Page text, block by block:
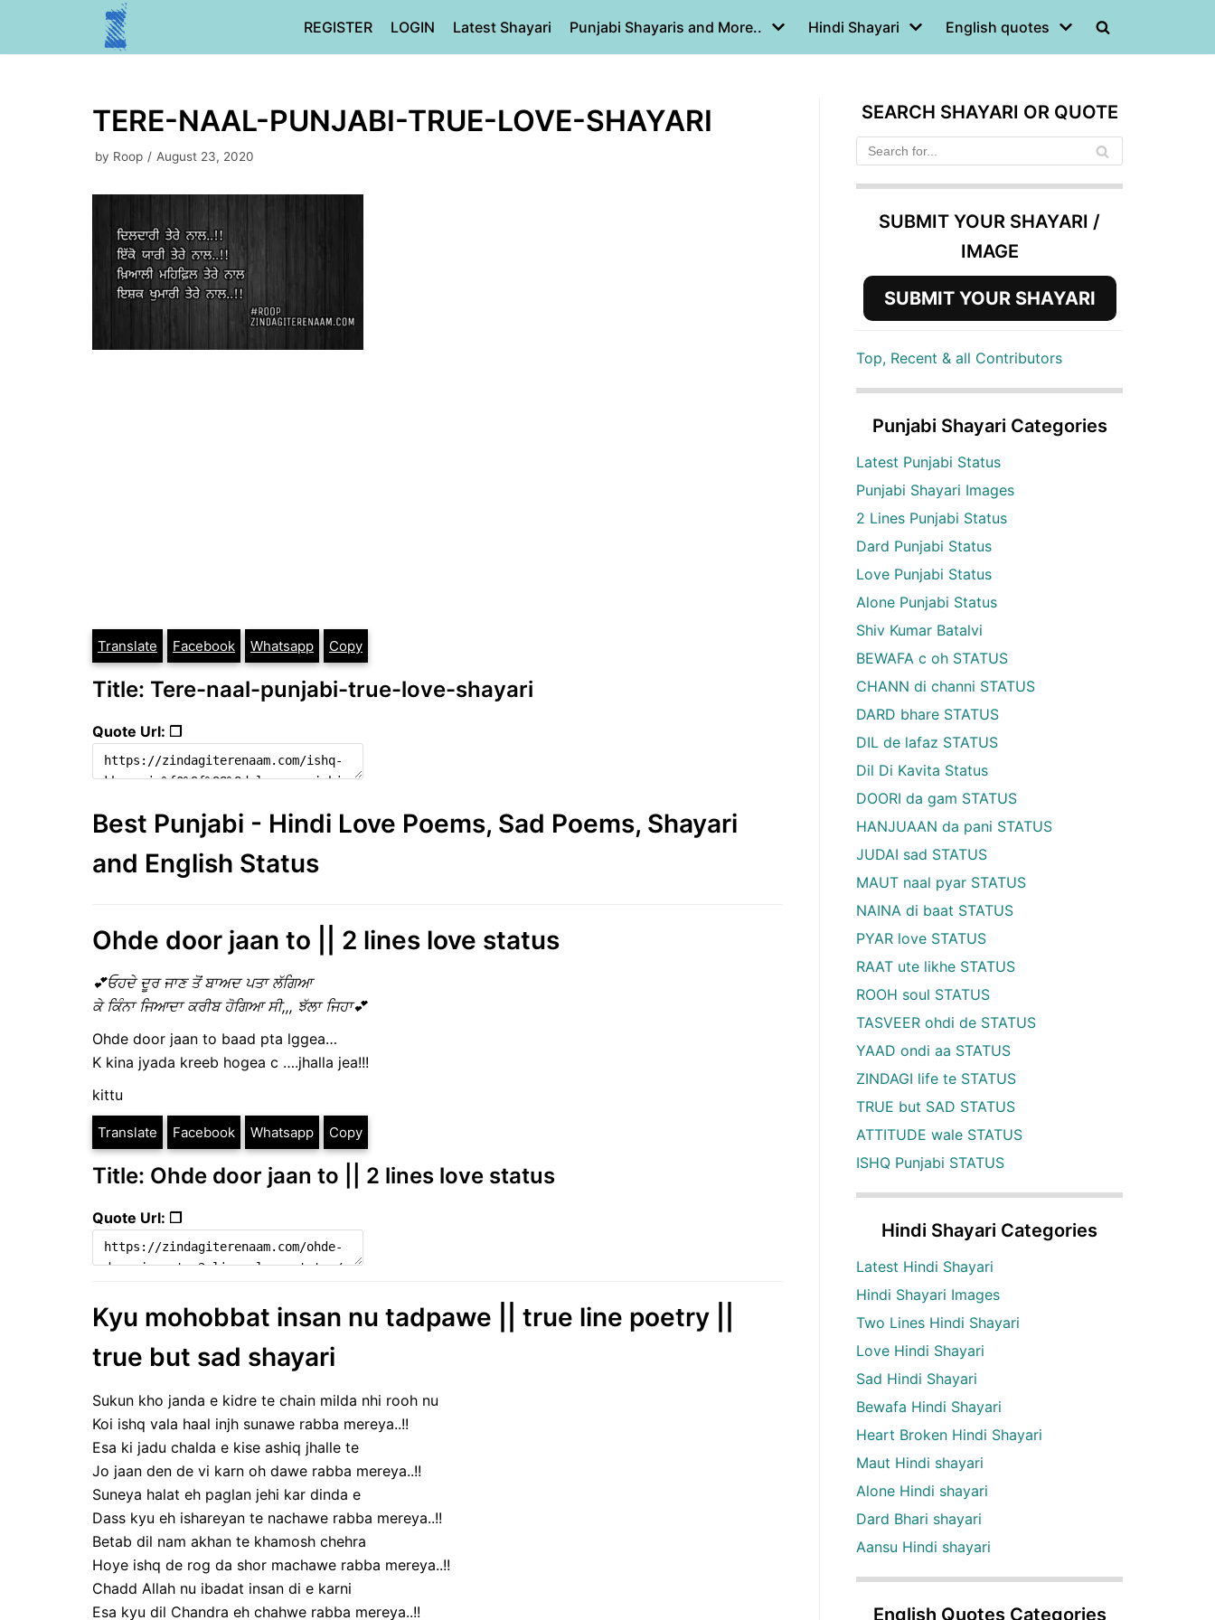
REGISTER LOGIN Latest Shayari Punjabi Shayaris and More.. Hindi Shayari English quotes
TERE-NAAL-PUNJABI-TRUE-LOVE-SHAYARI
by Roop August 23, 2020
Translate Facebook Whatsapp Copy
Title: Tere-naal-punjabi-true-love-shayari
Quote Url: ❐
Best Punjabi - Hindi Love Poems, Sad Poems, Shayari
and English Status
Ohde door jaan to || 2 lines love status
💕ਓਹਦੇ ਦੂਰ ਜਾਣ ਤੋਂ ਬਾਅਦ ਪਤਾ ਲੱਗਿਆ
ਕੇ ਕਿੰਨਾ ਜਿਆਦਾ ਕਰੀਬ ਹੋਗਿਆ ਸੀ,,, ਝੱਲਾ ਜਿਹਾ💕
Ohde door jaan to baad pta lggea…
K kina jyada kreeb hogea c ….jhalla jea!!!
kittu
Translate Facebook Whatsapp Copy
Title: Ohde door jaan to || 2 lines love status
Quote Url: ❐
Kyu mohobbat insan nu tadpawe || true line poetry ||
true but sad shayari
Sukun kho janda e kidre te chain milda nhi rooh nu
Koi ishq vala haal injh sunawe rabba mereya..!!
Esa ki jadu chalda e kise ashiq jhalle te
Jo jaan den de vi karn oh dawe rabba mereya..!!
Suneya halat eh paglan jehi kar dinda e
Dass kyu eh ishareyan te nachawe rabba mereya..!!
Betab dil nam akhan te khamosh chehra
Hoye ishq de rog da shor machawe rabba mereya..!!
Chadd Allah nu ibadat insan di e karni
Esa kyu dil Chandra eh chahwe rabba mereya..!!
SEARCH SHAYARI OR QUOTE
SUBMIT YOUR SHAYARI /
IMAGE
SUBMIT YOUR SHAYARI
Top, Recent & all Contributors
Punjabi Shayari Categories
Latest Punjabi Status
Punjabi Shayari Images
2 Lines Punjabi Status
Dard Punjabi Status
Love Punjabi Status
Alone Punjabi Status
Shiv Kumar Batalvi
BEWAFA c oh STATUS
CHANN di channi STATUS
DARD bhare STATUS
DIL de lafaz STATUS
Dil Di Kavita Status
DOORI da gam STATUS
HANJUAAN da pani STATUS
JUDAI sad STATUS
MAUT naal pyar STATUS
NAINA di baat STATUS
PYAR love STATUS
RAAT ute likhe STATUS
ROOH soul STATUS
TASVEER ohdi de STATUS
YAAD ondi aa STATUS
ZINDAGI life te STATUS
TRUE but SAD STATUS
ATTITUDE wale STATUS
ISHQ Punjabi STATUS
Hindi Shayari Categories
Latest Hindi Shayari
Hindi Shayari Images
Two Lines Hindi Shayari
Love Hindi Shayari
Sad Hindi Shayari
Bewafa Hindi Shayari
Heart Broken Hindi Shayari
Maut Hindi shayari
Alone Hindi shayari
Dard Bhari shayari
Aansu Hindi shayari
English Quotes Categories